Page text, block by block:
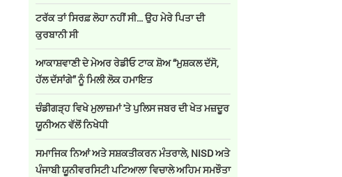
ਟਰੱਕ ਤਾਂ ਸਿਰਫ਼ ਲੋਹਾ ਨਹੀਂ ਸੀ… ਉਹ ਮੇਰੇ ਪਿਤਾ ਦੀ
ਕੁਰਬਾਨੀ ਸੀ
ਆਕਾਸ਼ਵਾਣੀ ਦੇ ਮੇਅਰ ਰੇਡੀਓ ਟਾਕ ਸ਼ੋਅ “ਮੁਸ਼ਕਲ ਦੱਸੋ,
ਹੱਲ ਦੱਸਾਂਗੇ” ਨੂੰ ਮਿਲੀ ਲੋਕ ਹਮਾਇਤ
ਚੰਡੀਗੜ੍ਹ ਵਿਖੇ ਮੁਲਾਜ਼ਮਾਂ 'ਤੇ ਪੁਲਿਸ ਜਬਰ ਦੀ ਖੇਤ ਮਜ਼ਦੂਰ
ਯੂਨੀਅਨ ਵੱਲੋਂ ਨਿਖੇਧੀ
ਸਮਾਜਿਕ ਨਿਆਂ ਅਤੇ ਸਸ਼ਕਤੀਕਰਨ ਮੰਤਰਾਲੇ, NISD ਅਤੇ
ਪੰਜਾਬੀ ਯੂਨੀਵਰਸਿਟੀ ਪਟਿਆਲਾ ਵਿਚਾਲੇ ਅਹਿਮ ਸਮਝੌਤਾ